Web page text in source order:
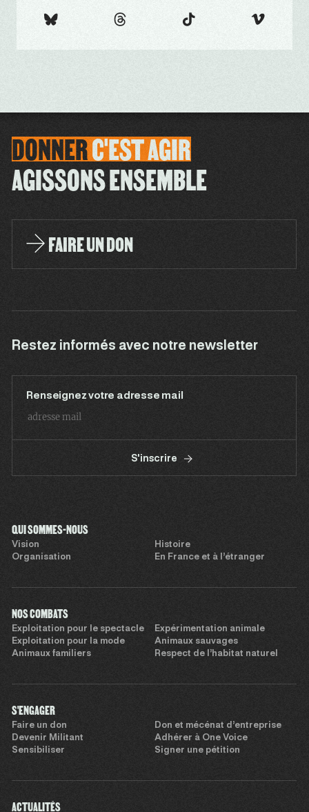
DONNERC'ESTAGIR
AGISSONS ENSEMBLE
FAIRE UN DON
Restez informés avec notre newsletter
Renseignez votre adresse mail
S'inscrire
QUI SOMMES-NOUS
Vision
Histoire
Organisation
En France et à l’étranger
NOS COMBATS
Exploitation pour le spectacle
Expérimentation animale
Exploitation pour la mode
Animaux sauvages
Animaux familiers
Respect de l’habitat naturel
S'ENGAGER
Faire un don
Don et mécénat d’entreprise
Devenir Militant
Adhérer à One Voice
Sensibiliser
Signer une pétition
ACTUALITÉS